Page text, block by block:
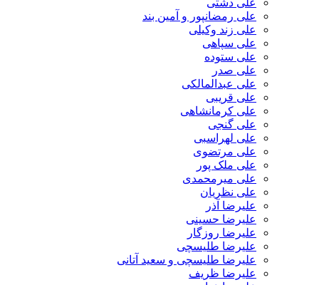
علی دشتی
علی رمضانپور و آمین بند
علی زند وکیلی
علی سپاهی
علی ستوده
علی صدر
علی عبدالمالکی
علی قریبی
علی کرمانشاهی
علی گنجی
علی لهراسبی
علی مرتضوی
علی ملک پور
علی میرمحمدی
علی نظریان
علیرضا آذر
علیرضا حسینی
علیرضا روزگار
علیرضا طلیسچی
علیرضا طلیسچی و سعید آتانی
علیرضا ظریف